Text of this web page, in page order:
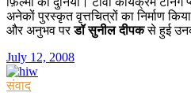
अनेकों पुरस्कृत वृत्तचित्रों का निर्माण
और अनुभव परडॉ सुनील दीपकसे हुई
July 12, 2008
संवाद